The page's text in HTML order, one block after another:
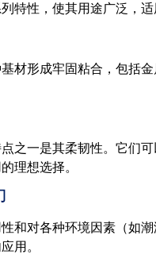
特性，使其用途广泛，
材形成牢固粘合，包括
之一是其柔韧性。它们
理想选择。
和对各种环境因素（如
用。